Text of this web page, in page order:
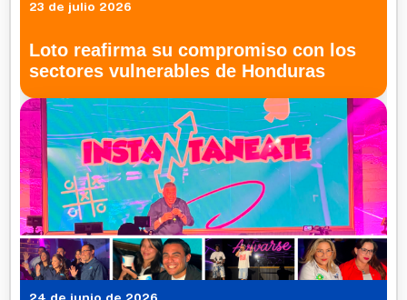
23 de julio 2026
Loto reafirma su compromiso con los
sectores vulnerables de Honduras